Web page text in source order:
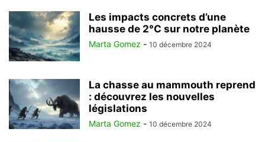
Les impacts concrets d’une
hausse de 2°C sur notre planète
Marta Gomez - 10 décembre 2024
La chasse au mammouth reprend
: découvrez les nouvelles
législations
Marta Gomez - 10 décembre 2024